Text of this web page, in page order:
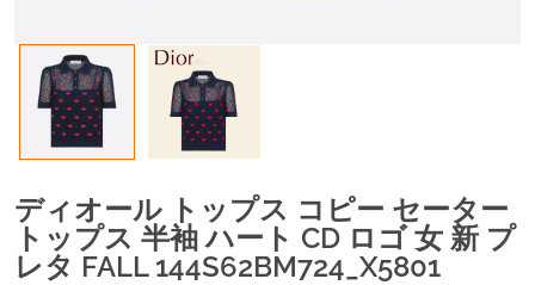
ディオール トップス コピー セーター
トップス 半袖 ハート CD ロゴ 女 新 プ
レタ FALL 144S62BM724_X5801